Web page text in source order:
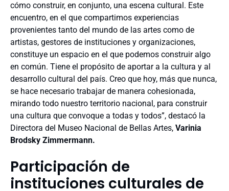
cómo construir, en conjunto, una escena cultural. Este
encuentro, en el que compartimos experiencias
provenientes tanto del mundo de las artes como de
artistas, gestores de instituciones y organizaciones,
constituye un espacio en el que podemos construir algo
en común. Tiene el propósito de aportar a la cultura y al
desarrollo cultural del país. Creo que hoy, más que nunca,
se hace necesario trabajar de manera cohesionada,
mirando todo nuestro territorio nacional, para construir
una cultura que convoque a todas y todos”, destacó la
Directora del Museo Nacional de Bellas Artes, Varinia
Brodsky Zimmermann.
Participación de
instituciones culturales de